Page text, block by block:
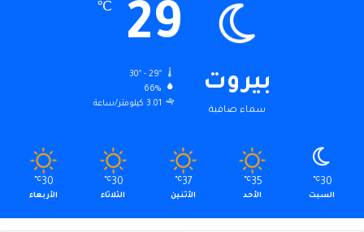
بيروت
سماء صافية
29
℃
30º - 29º
66%
3.01 كيلومتر/ساعة
30
℃
السبت
35
℃
الأحد
37
℃
الأثنين
30
℃
الثلاثاء
30
℃
الأربعاء